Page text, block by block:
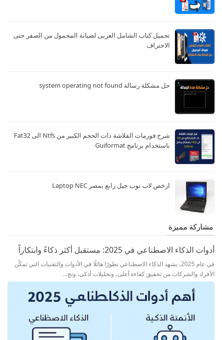
تحميل كتاب الشامل العربى لصيانة المحمول من الصفر حتى
الاحتراف
حل مشكلة رسالة system operating not found
شرح فورمات الفلاشة ذات الحجم الكبير من Ntfs الى Fat32
باستخدام برنامج Guiformat
ارخص لاب توب جيل رابع بمصر Laptop NEC
مشاركة مميزة
أدوات الذكاء الاصطناعي في 2025: مستقبل أكثر ذكاءً وابتكاراً
في عام 2025، يشهد الذكاء الاصطناعي تطورًا هائلًا في الأدوات والتقنيات التي تمكّن
الأفراد والشركات من تحقيق كفاءة أعلى، وتحليلات أذكى، وتج…